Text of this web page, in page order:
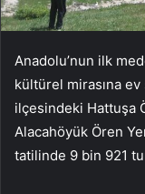
Anadolu’nun ilk
kültürel mirasına
ilçesindeki Hattuşa
Alacahöyük Ören
tatilinde 9 bin 921